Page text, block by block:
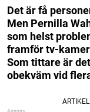
Det är få
Men Pernilla
som helst
framför tv-
Som tittare är
obekväm vid